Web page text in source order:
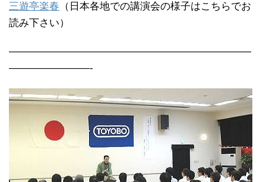
三遊亭楽春 （日本各地での講演会の様子はこちらでお
読み下さい）
————————————————————————
————————-